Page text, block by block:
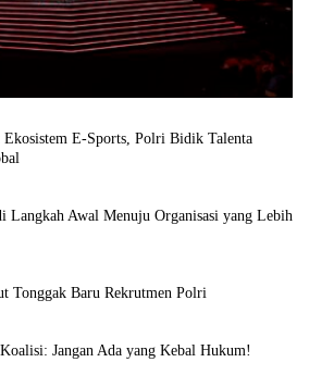
E-Sports, Polri Bidik Talenta
Langkah Awal Menuju Organisasi yang Lebih
Tonggak Baru Rekrutmen Polri
Jangan Ada yang Kebal Hukum!